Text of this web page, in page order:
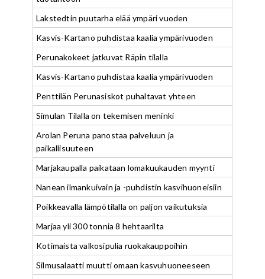
Lakstedtin puutarha elää ympäri vuoden
Kasvis-Kartano puhdistaa kaalia ympärivuoden
Perunakokeet jatkuvat Räpin tilalla
Kasvis-Kartano puhdistaa kaalia ympärivuoden
Penttilän Perunasiskot puhaltavat yhteen
Simulan Tilalla on tekemisen meninki
Arolan Peruna panostaa palveluun ja
paikallisuuteen
Marjakaupalla paikataan lomakuukauden myynti
Nanean ilmankuivain ja -puhdistin kasvihuoneisiin
Poikkeavalla lämpötilalla on paljon vaikutuksia
Marjaa yli 300 tonnia 8 hehtaarilta
Kotimaista valkosipulia ruokakauppoihin
Silmusalaatti muutti omaan kasvuhuoneeseen